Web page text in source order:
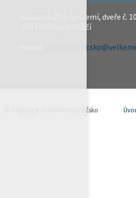
Radnická 29/1 (přízemí, dveře č.
594 13 Velké Meziříčí
© Copyright 2026 Velkomeziříčsko